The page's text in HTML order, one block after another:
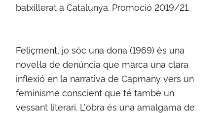
batxillerat a Catalunya. Promoció 2019/21.
Feliçment, jo sóc una dona (1969) és una
novel·la de denúncia que marca una clara
inflexió en la narrativa de Capmany vers un
feminisme conscient que té també un
vessant literari. L'obra és una amalgama de